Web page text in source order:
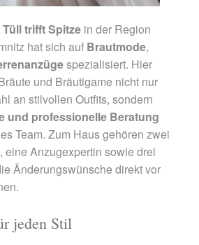
Tüll trifft Spitze in der Region
hat sich auf Brautmode,
spezialisiert. Hier
und Bräutigame nicht nur
an stilvollen Outfits, sondern
und professionelle Beratung
Team. Zum Haus gehören zwei
eine Anzugexpertin sowie drei
Änderungswünsche direkt vor
jeden Stil